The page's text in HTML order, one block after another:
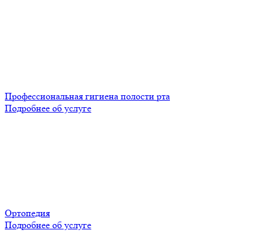
Профессиональная гигиена полости рта
Подробнее об услуге
Ортопедия
Подробнее об услуге